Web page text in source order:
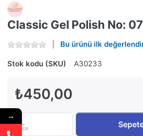
Classic Gel Polish No:
Bu ürünü ilk
Stok kodu (SKU) A30233
₺450,00
Piece
→